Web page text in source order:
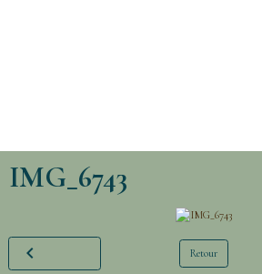
IMG_6743
Retour